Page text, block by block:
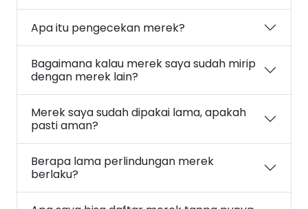
Apa itu pengecekan merek?
Bagaimana kalau merek saya sudah mirip
dengan merek lain?
Merek saya sudah dipakai lama, apakah
pasti aman?
Berapa lama perlindungan merek
berlaku?